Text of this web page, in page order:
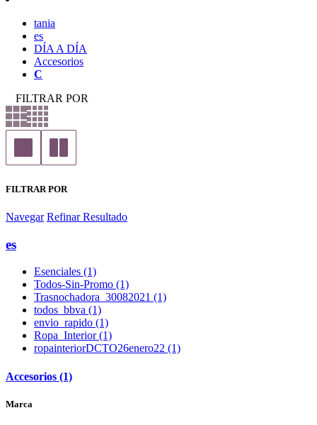
tania
es
DÍA A DÍA
Accesorios
C
FILTRAR POR
FILTRAR POR
Navegar Refinar Resultado
es
Esenciales (1)
Todos-Sin-Promo (1)
Trasnochadora_30082021 (1)
todos_bbva (1)
envio_rapido (1)
Ropa_Interior (1)
ropainteriorDCTO26enero22 (1)
Accesorios (1)
Marca